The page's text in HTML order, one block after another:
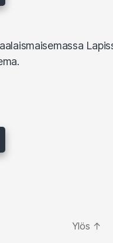
Ylös ↑